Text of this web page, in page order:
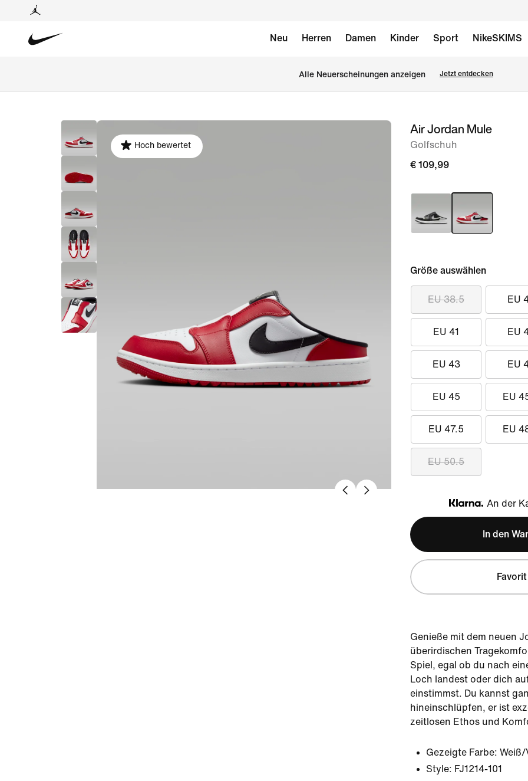
Neu Herren Damen Kinder Sport NikeSKIMS
Alle Neuerscheinungen anzeigen Jetzt entdecken
Bild 1
Hoch bewertet
Air Jordan Mule
Golfschuh
€ 109,99
Größe auswählen
EU 38.5 EU
EU 41 EU
EU 43 EU
EU 45 EU
EU 47.5 EU
EU 50.5
Klarna
An der
In den
Favorit
Genieße mit dem neuen
überirdischen
Spiel, egal ob du nach
Loch landest oder dich
einstimmst. Du kannst
hineinschlüpfen, er ist
zeitlosen Ethos und
Gezeigte Farbe: Weiß/
Style: FJ1214-101